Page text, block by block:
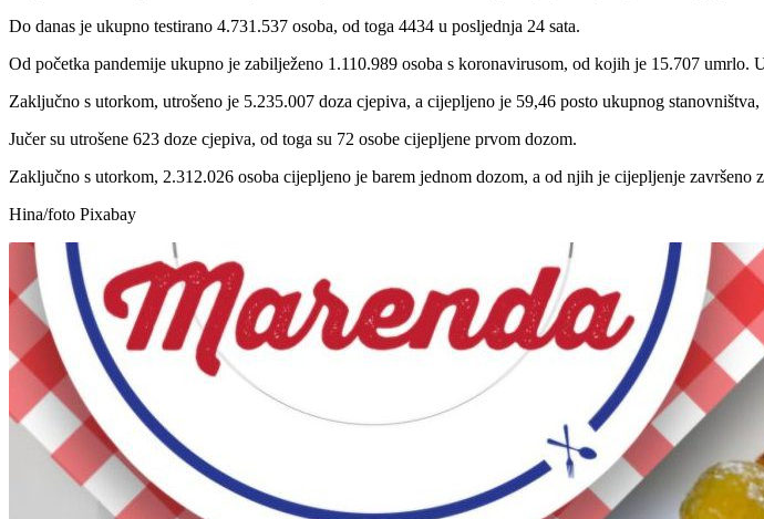
Do danas je ukupno testirano 4.731.537 osoba, od toga 4434 u posljednja 24 sata.
Od početka pandemije ukupno je zabilježeno 1.110.989 osoba s koronavirusom, od kojih je 15.707 umrlo.
Zaključno s utorkom, utrošeno je 5.235.007 doza cjepiva, a cijepljeno je 59,46 posto ukupnog
Jučer su utrošene 623 doze cjepiva, od toga su 72 osobe cijepljene prvom dozom.
Zaključno s utorkom, 2.312.026 osoba cijepljeno je barem jednom dozom, a od njih je cijepljenje završeno
Hina/foto Pixabay